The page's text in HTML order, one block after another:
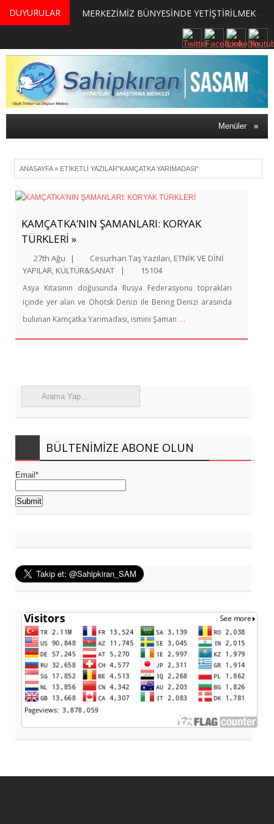
DUYURULAR MERKEZİMİZ BÜNYESİNDE YETİŞTİRİLMEK ÜZERE GÖNÜLLÜ ÜLKE MASASI UZMANI VE UZMAN ADAYLARI ARIYORUZ
Menüler ≡
ANASAYFA» ETIKETLI YAZILAR"KAMÇATKA YARIMADASI"
KAMÇATKA’NIN ŞAMANLARI: KORYAK
TÜRKLERİ »
27th Ağu | Cesurhan Taş Yazıları ETNİK VE DİNİ
YAPILAR KÜLTÜR&SANAT | 15104
Asya Kıtasının doğusunda Rusya Federasyonu toprakları
içinde yer alan ve Ohotsk Denizi ile Bering Denizi arasında
bulunan Kamçatka Yarımadası, ismini Şaman …
BÜLTENIMIZE ABONE OLUN
Email*